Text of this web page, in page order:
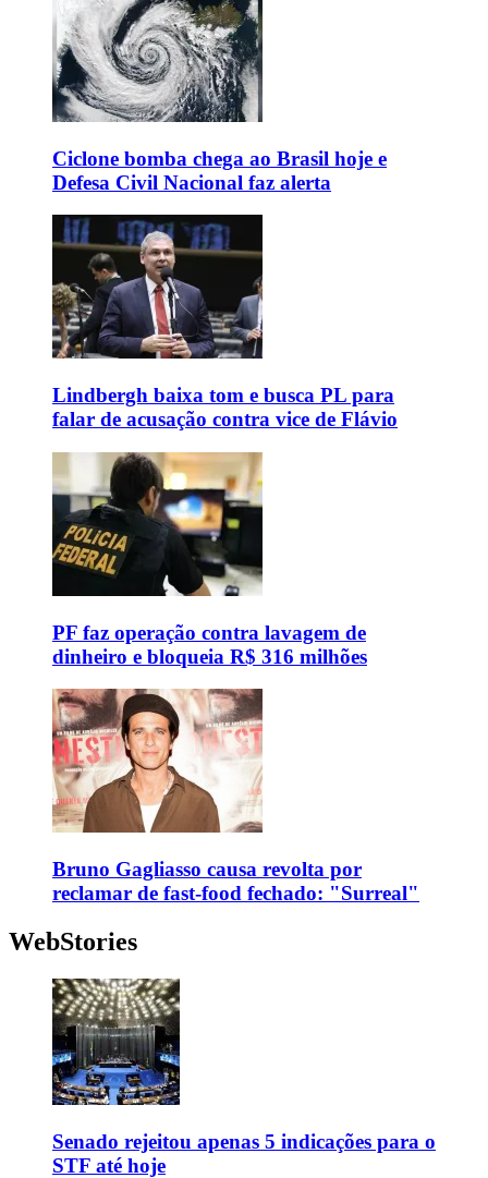
Ciclone bomba chega ao Brasil hoje e
Defesa Civil Nacional faz alerta
Lindbergh baixa tom e busca PL para
falar de acusação contra vice de Flávio
PF faz operação contra lavagem de
dinheiro e bloqueia R$ 316 milhões
Bruno Gagliasso causa revolta por
reclamar de fast-food fechado: "Surreal"
WebStories
Senado rejeitou apenas 5 indicações para o
STF até hoje